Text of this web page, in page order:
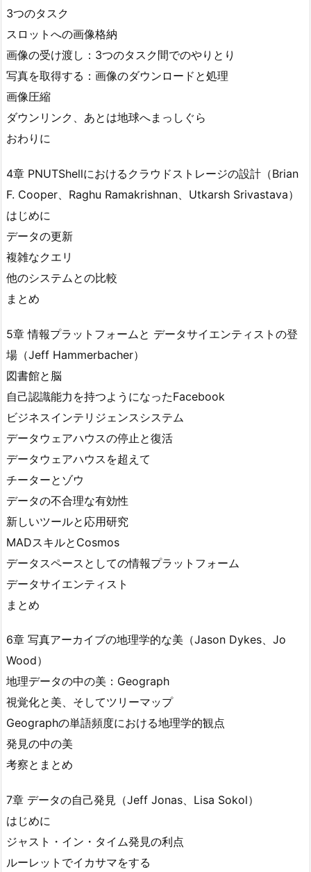
3つのタスク
スロットへの画像格納
画像の受け渡し：3つのタスク間でのやりとり
写真を取得する：画像のダウンロードと処理
画像圧縮
ダウンリンク、あとは地球へまっしぐら
おわりに
4章 PNUTShellにおけるクラウドストレージの設計（Brian
F. Cooper、Raghu Ramakrishnan、Utkarsh Srivastava）
はじめに
データの更新
複雑なクエリ
他のシステムとの比較
まとめ
5章 情報プラットフォームと データサイエンティストの登
場（Jeff Hammerbacher）
図書館と脳
自己認識能力を持つようになったFacebook
ビジネスインテリジェンスシステム
データウェアハウスの停止と復活
データウェアハウスを超えて
チーターとゾウ
データの不合理な有効性
新しいツールと応用研究
MADスキルとCosmos
データスペースとしての情報プラットフォーム
データサイエンティスト
まとめ
6章 写真アーカイブの地理学的な美（Jason Dykes、Jo
Wood）
地理データの中の美：Geograph
視覚化と美、そしてツリーマップ
Geographの単語頻度における地理学的観点
発見の中の美
考察とまとめ
7章 データの自己発見（Jeff Jonas、Lisa Sokol）
はじめに
ジャスト・イン・タイム発見の利点
ルーレットでイカサマをする